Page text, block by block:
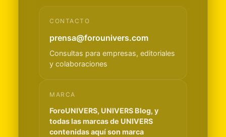
CONTACTO
prensa@forounivers.com
Consultas para empresas, editoriales
y colaboraciones
MARCA
ForoUNIVERS, UNIVERS Blog, y
todas las marcas de UNIVERS
contenidas aquí son marca